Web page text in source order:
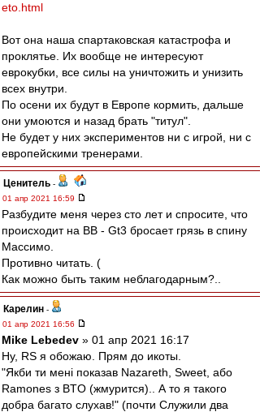
eto.html
Вот она наша спартаковская катастрофа и
проклятье. Их вообще не интересуют
еврокубки, все силы на уничтожить и унизить
всех внутри.
По осени их будут в Европе кормить, дальше
они умоются и назад брать "титул".
Не будет у них экспериментов ни с игрой, ни с
европейскими тренерами.
Ценитель -
01 апр 2021 16:59
Разбудите меня через сто лет и спросите, что
происходит на ВВ - Gt3 бросает грязь в спину
Массимо.
Противно читать. (
Как можно быть таким неблагодарным?..
Карелин -
01 апр 2021 16:56
Mike Lebedev » 01 апр 2021 16:17
Ну, RS я обожаю. Прям до икоты.
"Якби ти мені показав Nazareth, Sweet, або
Ramones з BTO (жмурится).. А то я такого
добра багато слухав!" (почти Служили два